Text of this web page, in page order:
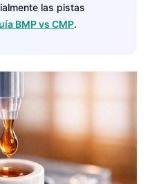
las pistas
BMP vs CMP.